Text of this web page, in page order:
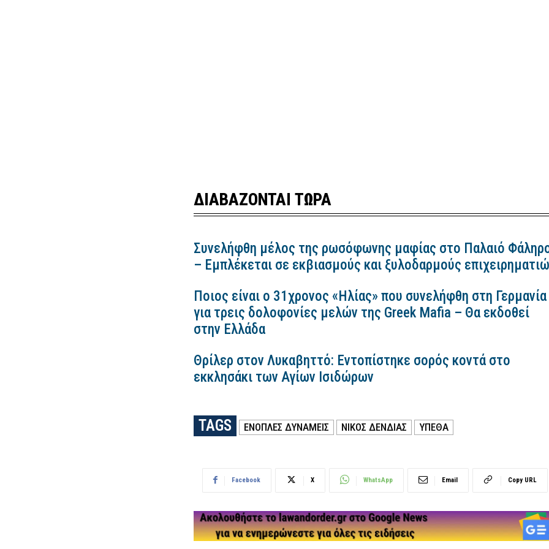
ΔΙΑΒΑΖΟΝΤΑΙ ΤΩΡΑ
Συνελήφθη μέλος της ρωσόφωνης μαφίας στο Παλαιό
– Εμπλέκεται σε εκβιασμούς και ξυλοδαρμούς
Ποιος είναι ο 31χρονος «Ηλίας» που συνελήφθη στη Γερμανία
για τρεις δολοφονίες μελών της Greek Mafia – Θα εκδοθεί
στην Ελλάδα
Θρίλερ στον Λυκαβηττό: Εντοπίστηκε σορός κοντά στο
εκκλησάκι των Αγίων Ισιδώρων
TAGS ΕΝΟΠΛΕΣ ΔΥΝΑΜΕΙΣ ΝΙΚΟΣ ΔΕΝΔΙΑΣ ΥΠΕΘΑ
Facebook X WhatsApp Email Copy URL